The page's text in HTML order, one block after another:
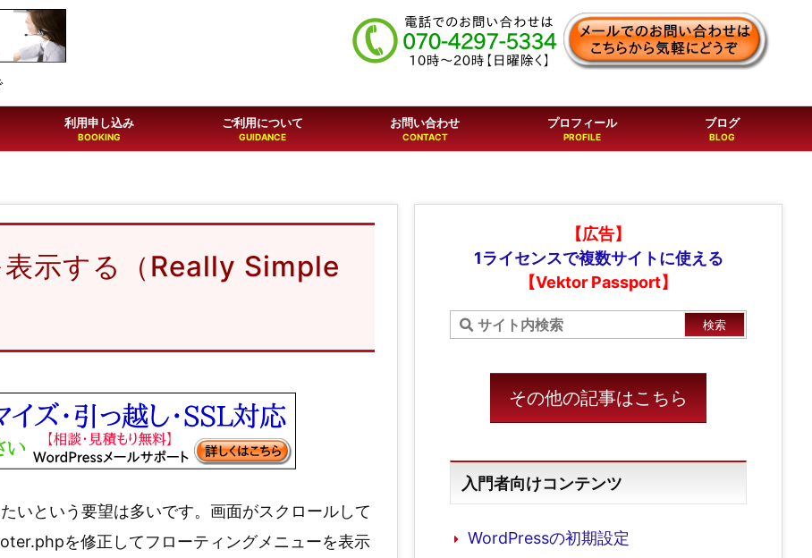
利用申し込み ご利用について お問い合わせ プロフィール ブログ
示する（Really Simple
いという要望は多いです。画面がスクロールして
を修正してフローティングメニューを表示
【広告】
1ライセンスで複数サイトに使える
【Vektor Passport】
その他の記事はこちら
入門者向けコンテンツ
WordPressの初期設定